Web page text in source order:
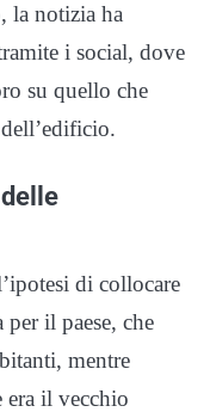
la notizia ha
i social, dove
su quello che
di collocare
il paese, che
mentre
era il vecchio